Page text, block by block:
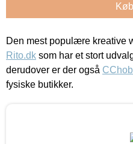
Den mest populære kreative
Rito.dk som har et stort
derudover er der også
fysiske butikker.